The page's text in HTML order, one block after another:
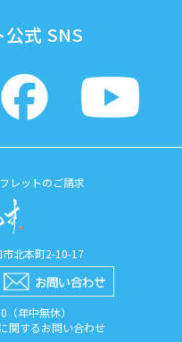
公式 SNS
レットのご請求
北本町2-10-17
年中無休）
関するお問い合わせ